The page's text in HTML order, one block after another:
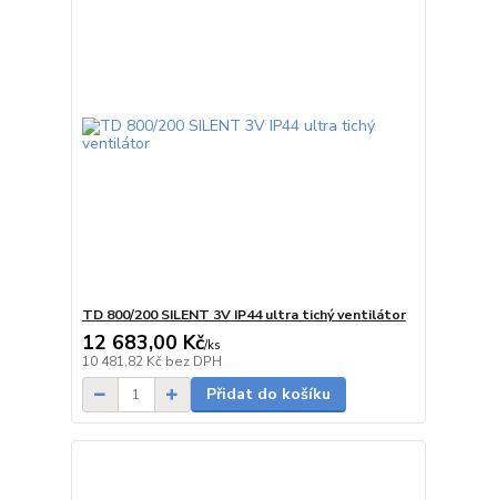
TD 800/200 SILENT 3V IP44 ultra tichý ventilátor
12 683,00 Kč/ks
10 481,82 Kč bez DPH
Přidat do košíku